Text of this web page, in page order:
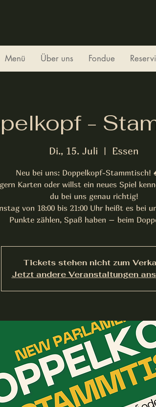
Menü Über uns Fondue
-
Di., 15. Juli
  |
Essen
Neu bei uns: Doppelkopf-Stammtisch!
Karten oder willst ein neues Spiel
du bei uns genau richtig!
von 18:00 bis 21:00 Uhr heißt es bei
Punkte zählen, Spaß haben – beim
Tickets stehen nicht zum
Jetzt andere Veranstaltungen